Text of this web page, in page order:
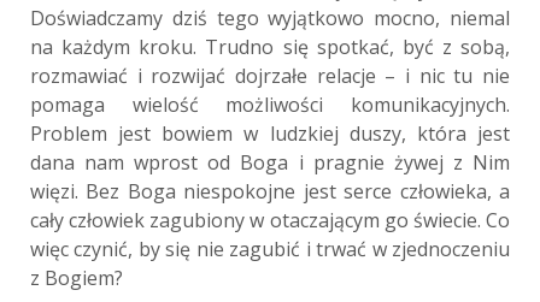
Doświadczamy dziś tego wyjątkowo mocno, niemal
na każdym kroku. Trudno się spotkać, być z sobą,
rozmawiać i rozwijać dojrzałe relacje – i nic tu nie
pomaga wielość możliwości komunikacyjnych.
Problem jest bowiem w ludzkiej duszy, która jest
dana nam wprost od Boga i pragnie żywej z Nim
więzi. Bez Boga niespokojne jest serce człowieka, a
cały człowiek zagubiony w otaczającym go świecie. Co
więc czynić, by się nie zagubić i trwać w zjednoczeniu
z Bogiem?